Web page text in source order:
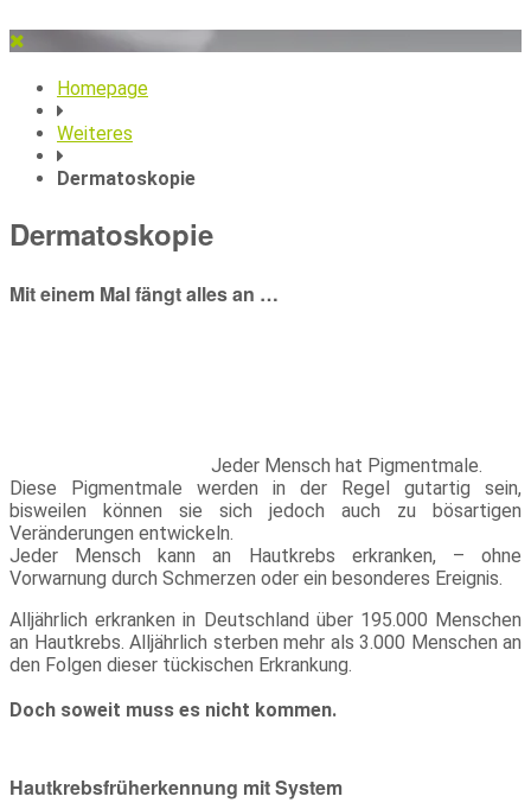
Homepage
Weiteres
Dermatoskopie
Dermatoskopie
Mit einem Mal fängt alles an …
Jeder Mensch hat Pigmentmale.
Diese Pigmentmale werden in der Regel gutartig sein,
bisweilen können sie sich jedoch auch zu bösartigen
Veränderungen entwickeln.
Jeder Mensch kann an Hautkrebs erkranken, – ohne
Vorwarnung durch Schmerzen oder ein besonderes Ereignis.
Alljährlich erkranken in Deutschland über 195.000 Menschen
an Hautkrebs. Alljährlich sterben mehr als 3.000 Menschen an
den Folgen dieser tückischen Erkrankung.
Doch soweit muss es nicht kommen.
Hautkrebsfrüherkennung mit System